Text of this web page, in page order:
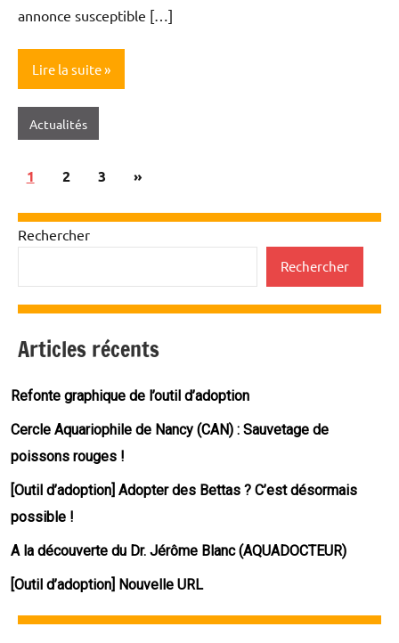
annonce susceptible […]
Lire la suite
Actualités
Pagination
publications
1 2 3
Articles
»
Rechercher
Rechercher
Articles récents
Refonte graphique de l’outil d’adoption
Cercle Aquariophile de Nancy (CAN) : Sauvetage de
poissons rouges !
[Outil d’adoption] Adopter des Bettas ? C’est désormais
possible !
A la découverte du Dr. Jérôme Blanc (AQUADOCTEUR)
[Outil d’adoption] Nouvelle URL